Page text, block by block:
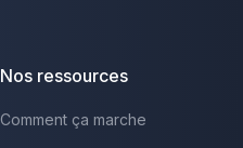
Nos ressources
Comment ça marche